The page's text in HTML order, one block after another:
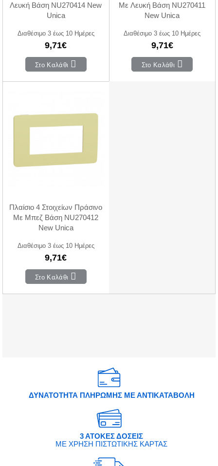
Λευκή Βάση NU270414 New
Unica
Διαθέσιμο 3 έως 10 Ημέρες
9,71€
Στο Καλάθι
Με Λευκή Βάση NU270411
New Unica
Διαθέσιμο 3 έως 10 Ημέρες
9,71€
Στο Καλάθι
Πλαίσιο 4 Στοιχείων Πράσινο
Με Μπεζ Βάση NU270412
New Unica
Διαθέσιμο 3 έως 10 Ημέρες
9,71€
Στο Καλάθι
ΔΥΝΑΤΟΤΗΤΑ ΠΛΗΡΩΜΗΣ ΜΕ ΑΝΤΙΚΑΤΑΒΟΛΗ
3 ΑΤΟΚΕΣ ΔΟΣΕΙΣ
ΜΕ ΧΡΗΣΗ ΠΙΣΤΩΤΙΚΗΣ ΚΑΡΤΑΣ